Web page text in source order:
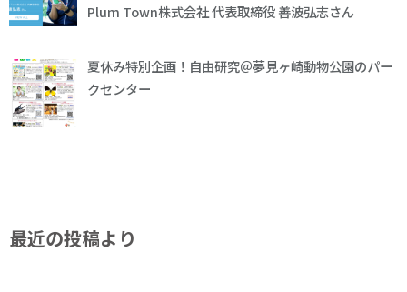
Plum Town株式会社 代表取締役 善波弘志さん
夏休み特別企画！自由研究＠夢見ヶ崎動物公園のパー
クセンター
最近の投稿より